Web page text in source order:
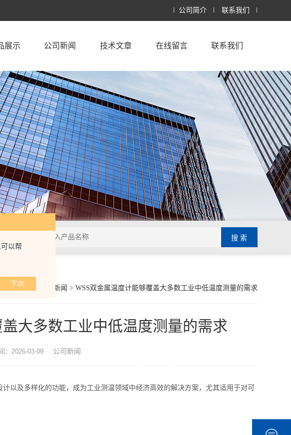
以帮
公司简介 联系我们
展示 公司新闻 技术文章 在线留言 联系我们
置：首页 公司新闻 > WSS双金属温度计能够覆盖大多数工业中低温度测量的需求
大多数工业中低温度测量的需求
：2026-03-09 公司新闻
以及多样化的功能，成为工业测温领域中经济高效的解决方案，尤其适用于对可